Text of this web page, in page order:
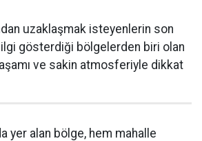
uzaklaşmak isteyenlerin son
ilgi gösterdiği bölgelerden biri olan
ve sakin atmosferiyle dikkat
yer alan bölge, hem mahalle